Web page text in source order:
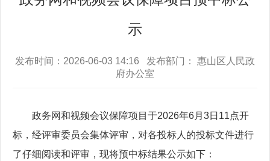
示
发布时间：2026-06-03 14:16 发布部门： 惠山区人民政
府办公室
政务网和视频会议保障项目于2026年6月3日11点开
标，经评审委员会集体评审，对各投标人的投标文件进行
了仔细阅读和评审，现将预中标结果公示如下：